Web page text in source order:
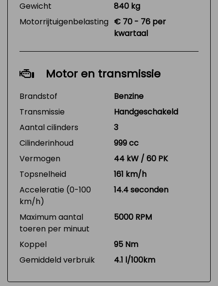
Gewicht
840 kg
Motorrijtuigenbelasting € 70 - 76 per
kwartaal
Motor en transmissie
Brandstof
Benzine
Transmissie
Handgeschakeld
Aantal cilinders
3
Cilinderinhoud
999 cc
Vermogen
44 kW / 60 PK
Topsnelheid
161 km/h
Acceleratie (0-100
km/h)
14.4 seconden
Maximum aantal
toeren per minuut
5000 RPM
Koppel
95 Nm
Gemiddeld verbruik
4.1 l/100km